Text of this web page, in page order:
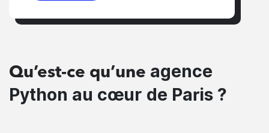
Qu’est-ce qu’une agence
Python au cœur de Paris ?